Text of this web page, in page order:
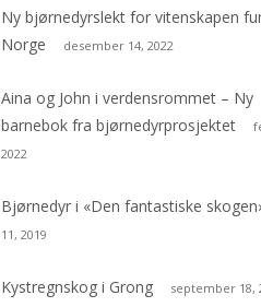
Ny bjørnedyrslekt for vitenskapen
Norge
desember 14, 2022
Aina og John i verdensrommet – Ny
barnebok fra bjørnedyrprosjektet
2022
Bjørnedyr i «Den fantastiske
11, 2019
Kystregnskog i Grong september 18,